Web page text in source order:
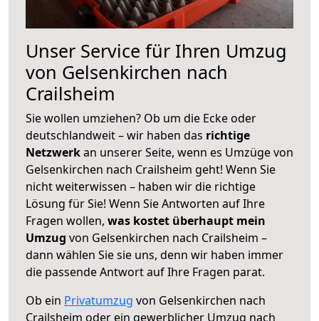
Unser Service für Ihren Umzug
von Gelsenkirchen nach
Crailsheim
Sie wollen umziehen? Ob um die Ecke oder
deutschlandweit – wir haben das richtige
Netzwerkan unserer Seite, wenn es Umzüge von
Gelsenkirchen nach Crailsheim geht! Wenn Sie
nicht weiterwissen – haben wir die richtige
Lösung für Sie! Wenn Sie Antworten auf Ihre
Fragen wollen, was kostet überhaupt mein
Umzug von Gelsenkirchen nach Crailsheim –
dann wählen Sie sie uns, denn wir haben immer
die passende Antwort auf Ihre Fragen parat.
Ob ein Privatumzug von Gelsenkirchen nach
Crailsheim oder ein gewerblicher Umzug nach